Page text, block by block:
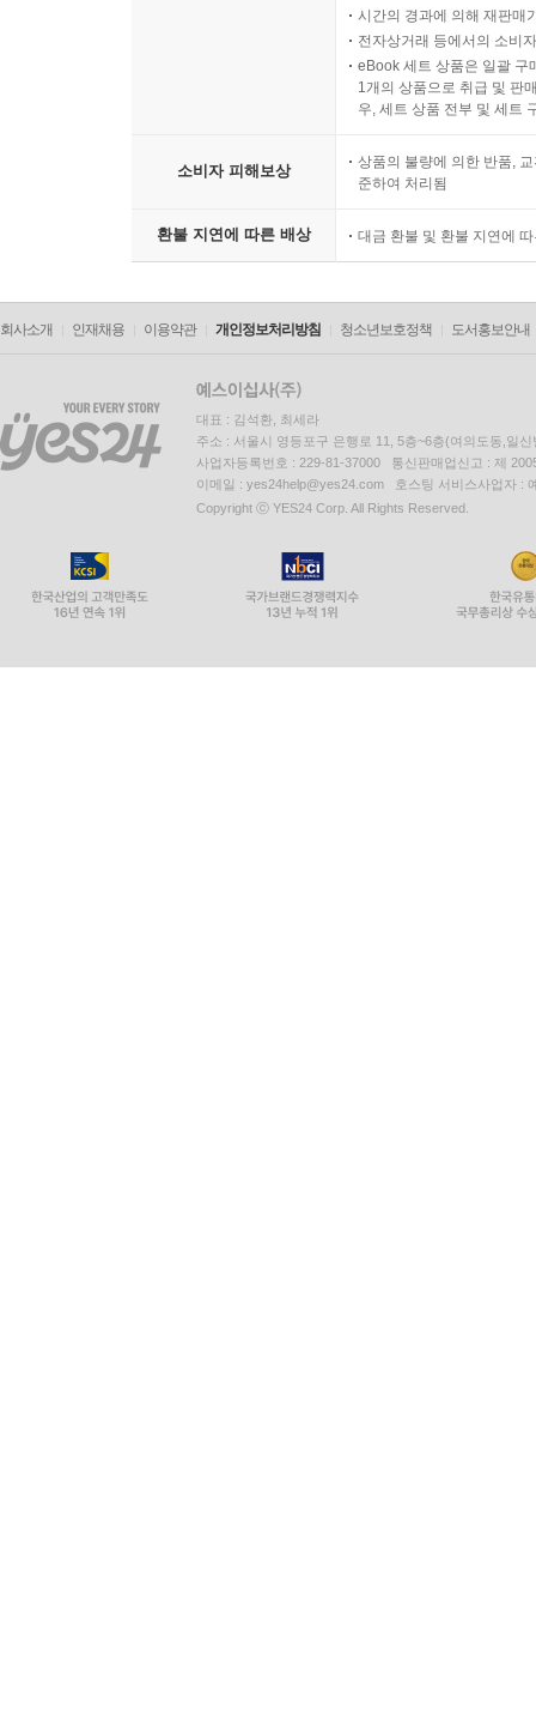
시간의 경과에 의해 재판매
전자상거래 등에서의 소비
eBook 세트 상품은 일괄 구
1개의 상품으로 취급 및 판
우, 세트 상품 전부 및 세트
소비자 피해보상
상품의 불량에 의한 반품,
준하여 처리됨
환불 지연에 따른 배상 대금 환불 및 환불 지연에
회사소개 인재채용 이용약관 개인정보처리방침 청소년보호정책 도서홍보안내
대표 : 김석환, 최세라
주소 : 서울시 영등포구 은행로 11, 5층~6층(여의도동,일신
사업자등록번호 : 229-81-37000 통신판매업신고 : 제
이메일 : yes24help@yes24.com 호스팅 서비스사업자 :
Copyright ⓒ YES24 Corp. All Rights Reserved.